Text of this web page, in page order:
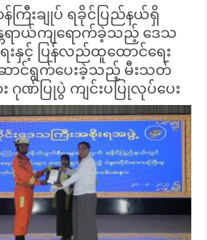
ကြီးချုပ် ရခိုင်ပြည်နယ်ရှိ
ရာယ်ကျရောက်ခဲ့သည့် ဒေသ
းနှင့် ပြန်လည်ထူထောင်ရေး
ောင်ရွက်ပေးခဲ့သည့် မီးသတ်
ဂုဏ်ပြုပွဲ ကျင်းပပြုလုပ်ပေး